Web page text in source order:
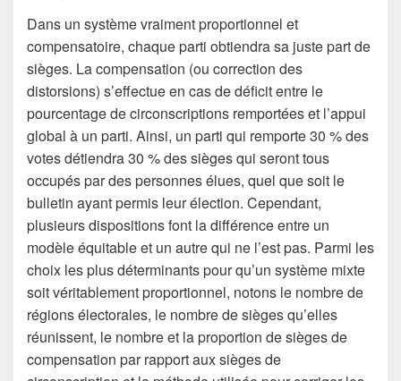
Dans un système vraiment proportionnel et
compensatoire, chaque parti obtiendra sa juste part de
sièges. La compensation (ou correction des
distorsions) s’effectue en cas de déficit entre le
pourcentage de circonscriptions remportées et l’appui
global à un parti. Ainsi, un parti qui remporte 30 % des
votes détiendra 30 % des sièges qui seront tous
occupés par des personnes élues, quel que soit le
bulletin ayant permis leur élection. Cependant,
plusieurs dispositions font la différence entre un
modèle équitable et un autre qui ne l’est pas. Parmi les
choix les plus déterminants pour qu’un système mixte
soit véritablement proportionnel, notons le nombre de
régions électorales, le nombre de sièges qu’elles
réunissent, le nombre et la proportion de sièges de
compensation par rapport aux sièges de